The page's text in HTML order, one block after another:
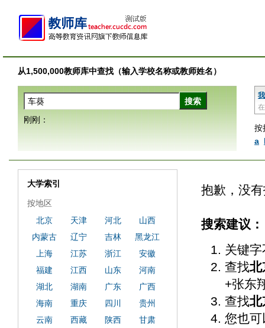
从1,500,000教师库中查找（输入学校名称或教师姓名）
按
a
刚刚：
抱歉，没
搜索建议：
关键
查找北
+张东
查找北
您也
大学索引
按地区
北京
天津 河北
山西
内蒙古
辽宁 吉林
黑龙江
上海
江苏 浙江
安徽
福建
江西 山东
河南
湖北
湖南 广东
广西
海南
重庆 四川
贵州
云南
西藏 陕西
甘肃